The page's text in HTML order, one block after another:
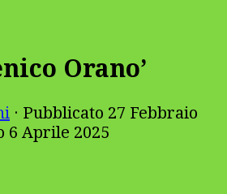
Orano’
· Pubblicato 27 Febbraio
6 Aprile 2025